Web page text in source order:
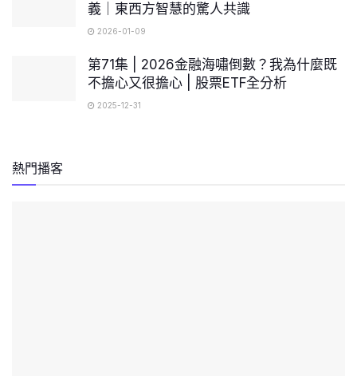
義｜東西方智慧的驚人共識
2026-01-09
第71集 | 2026金融海嘯倒數？我為什麼既
不擔心又很擔心 | 股票ETF全分析
2025-12-31
熱門播客